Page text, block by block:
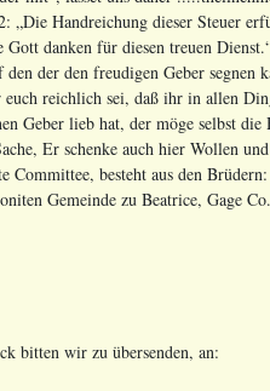
„Die Handreichung dieser Steuer
danken für diesen treuen
der den freudigen Geber
reichlich sei, daß ihr in allen
Geber lieb hat, der möge selbst
Er schenke auch hier Wollen
Committee, besteht aus den
Gemeinde zu Beatrice, Gage
bitten wir zu übersenden, an: